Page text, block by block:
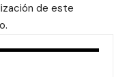
de este